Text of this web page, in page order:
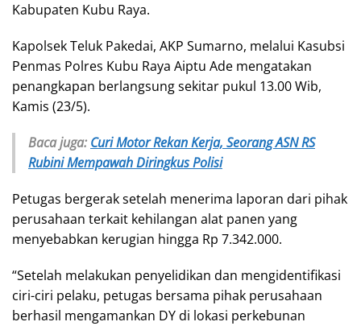
Kabupaten Kubu Raya.
Kapolsek Teluk Pakedai, AKP Sumarno, melalui Kasubsi
Penmas Polres Kubu Raya Aiptu Ade mengatakan
penangkapan berlangsung sekitar pukul 13.00 Wib,
Kamis (23/5).
Baca juga: Curi Motor Rekan Kerja, Seorang ASN RS
Rubini Mempawah Diringkus Polisi
Petugas bergerak setelah menerima laporan dari pihak
perusahaan terkait kehilangan alat panen yang
menyebabkan kerugian hingga Rp 7.342.000.
“Setelah melakukan penyelidikan dan mengidentifikasi
ciri-ciri pelaku, petugas bersama pihak perusahaan
berhasil mengamankan DY di lokasi perkebunan